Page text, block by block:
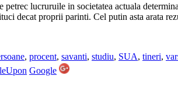
petrec lucruruile in societatea actuala determina
decat proprii parinti. Cel putin asta arata
, procent, savanti, studiu, SUA, tineri,
Google